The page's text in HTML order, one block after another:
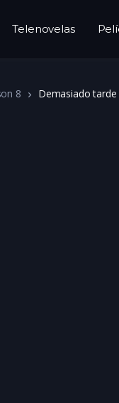
Telenovelas
8 Demasiado tarde